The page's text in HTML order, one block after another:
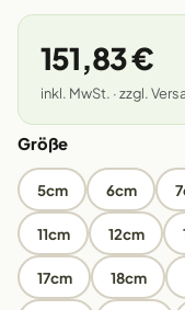
151,83 €
inkl. MwSt. · zzgl.
Größe
5cm 6cm
11cm 12cm
17cm 18cm